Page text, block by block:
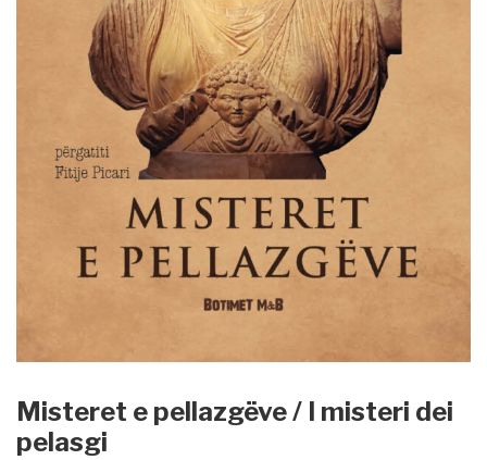
Misteret e pellazgëve / I misteri dei
pelasgi